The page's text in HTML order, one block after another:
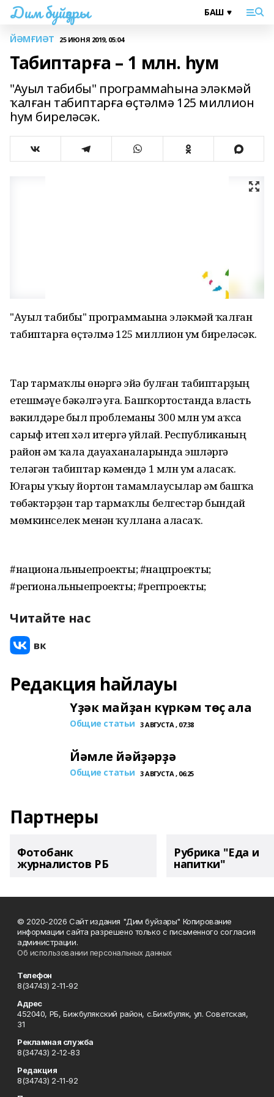
Дим буйҙары
ЙӘМҒИӘТ 25 ИЮНЯ 2019, 05:04
Табиптарға – 1 млн. һум
"Ауыл табибы" программаһына эләкмәй
ҡалған табиптарға өҫтәлмә 125 миллион
һум биреләсәк.
"Ауыл табибы" программаһына эләкмәй ҡалған
табиптарға өҫтәлмә 125 миллион һум биреләсәк.
Тар тармаҡлы һөнәргә эйә булған табиптарҙың
етешмәүе бәкәлгә һуға. Башҡортостанда власть
вәкилдәре был проблеманы 300 млн һум аҡса
сарыф итеп хәл итергә уйлай. Республиканың
район һәм ҡала дауаханаларында эшләргә
теләгән табиптар кәмендә 1 млн һум аласаҡ.
Юғары уҡыу йортон тамамлаусылар һәм башҡа
төбәктәрҙән тар тармаҡлы белгестәр бындай
мөмкинселек менән ҡуллана аласаҡ.
#национальныепроекты; #нацпроекты;
#региональныепроекты; #регпроекты;
Читайте нас
Редакция һайлауы
Үҙәк майҙан күркәм төҫ ала
Общие статьи 3 АВГУСТА , 07:38
Йәмле йәйҙәрҙә
Общие статьи 3 АВГУСТА , 06:25
Партнеры
Фотобанк
журналистов РБ
Рубрика "Еда и
напитки"
© 2020-2026 Сайт издания "Дим буйзары" Копирование
информации сайта разрешено только с письменного согласия
администрации.
Об использовании персональных данных
Телефон
8(34743) 2-11-92
Адрес
452040, РБ, Бижбулякский район, с.Бижбуляк, ул. Советская,
31
Рекламная служба
8(34743) 2-12-83
Редакция
8(34743) 2-11-92